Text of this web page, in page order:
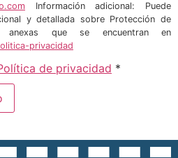
Información adicional: Puede
y detallada sobre Protección de
que se encuentran en
privacidad
de privacidad *